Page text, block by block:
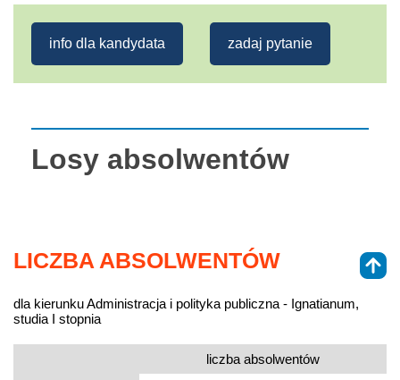
info dla kandydata zadaj pytanie
Losy absolwentów
LICZBA ABSOLWENTÓW
dla kierunku Administracja i polityka publiczna - Ignatianum,
studia I stopnia
liczba absolwentów